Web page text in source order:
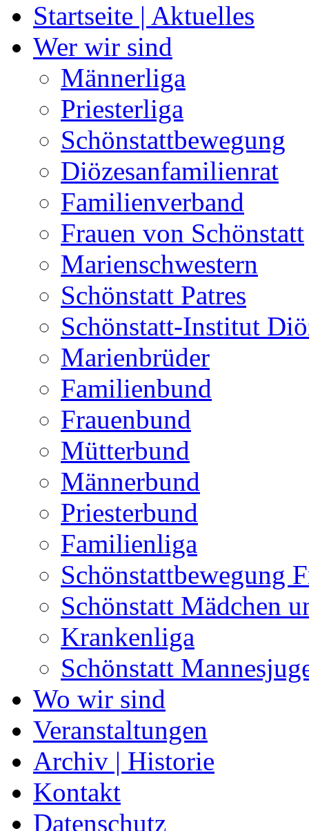
Startseite | Aktuelles
Wer wir sind
Männerliga
Priesterliga
Schönstattbewegung
Diözesanfamilienrat
Familienverband
Frauen von Schönstatt
Marienschwestern
Schönstatt Patres
Schönstatt-Institut
Marienbrüder
Familienbund
Frauenbund
Mütterbund
Männerbund
Priesterbund
Familienliga
Schönstattbewegung
Schönstatt Mädchen
Krankenliga
Schönstatt
Wo wir sind
Veranstaltungen
Archiv | Historie
Kontakt
Datenschutz